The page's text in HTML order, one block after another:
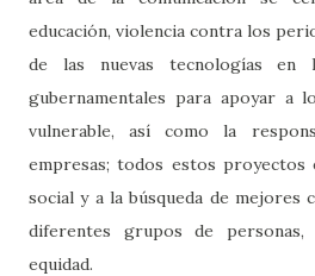
educación, violencia contra los
de las nuevas tecnologías en
gubernamentales para apoyar a
vulnerable, así como la
empresas; todos estos proyectos
social y a la búsqueda de mejores
diferentes grupos de
equidad.